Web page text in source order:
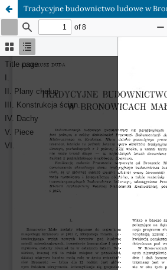
Tradycyjne budownictwo ludowe w